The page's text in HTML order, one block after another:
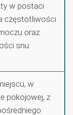
w postaci
częstotliwości
oraz
snu.
w
pokojowej, z